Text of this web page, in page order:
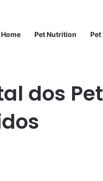
Home Pet Nutrition Pet
dos